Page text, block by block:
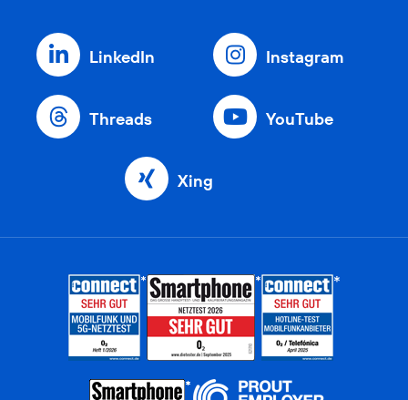
LinkedIn Instagram
Threads YouTube
Xing